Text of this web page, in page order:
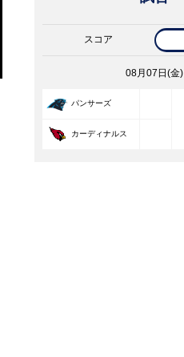
スコア
08月07日(金)
パンサーズ
カーディナルス